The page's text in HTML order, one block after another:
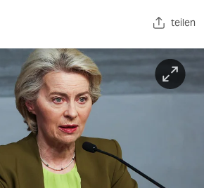
teilen